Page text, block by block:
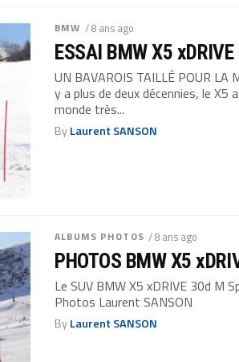
BMW / 8 ans ago
ESSAI BMW X5
UN BAVAROIS TAILLÉ POUR LA
y a plus de deux décennies, le X5
monde très...
ByLaurent SANSON
ALBUMS PHOTOS / 8 ans ago
PHOTOS BMW X5
Le SUV BMW X5 xDRIVE 30d M
Photos Laurent SANSON
ByLaurent SANSON